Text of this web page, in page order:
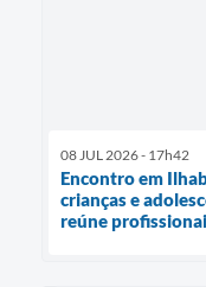
08 JUL 2026 - 17h42
Encontro em
crianças e
reúne